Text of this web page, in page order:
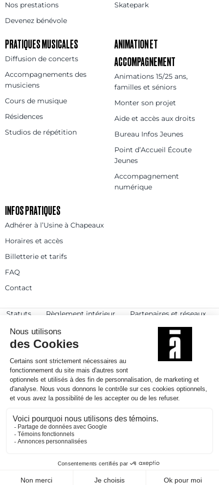
Nos prestations
Devenez bénévole
Skatepark
PRATIQUES MUSICALES
Diffusion de concerts
Accompagnements des
musiciens
Cours de musique
Résidences
Studios de répétition
ANIMATION ET
ACCOMPAGNEMENT
Animations 15/25 ans,
familles et séniors
Monter son projet
Aide et accès aux droits
Bureau Infos Jeunes
Point d’Accueil Écoute
Jeunes
Accompagnement
numérique
INFOS PRATIQUES
Adhérer à l’Usine à Chapeaux
Horaires et accès
Billetterie et tarifs
FAQ
Contact
Statuts Règlement intérieur
Partenaires et réseaux
© 2025
Politique de confidentialité
Mentions légales et crédits